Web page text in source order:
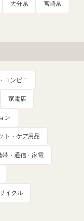
大分県 宮崎県
コンビニ
家電店
ン
ト・ケア用品
帯・通信・家電
イクル